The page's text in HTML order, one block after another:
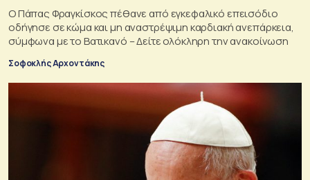
Ο Πάπας Φραγκίσκος πέθανε από εγκεφαλικό επεισόδιο
οδήγησε σε κώμα και μη αναστρέψιμη καρδιακή ανεπάρκεια,
σύμφωνα με το Βατικανό – Δείτε ολόκληρη την ανακοίνωση
Σοφοκλής Αρχοντάκης